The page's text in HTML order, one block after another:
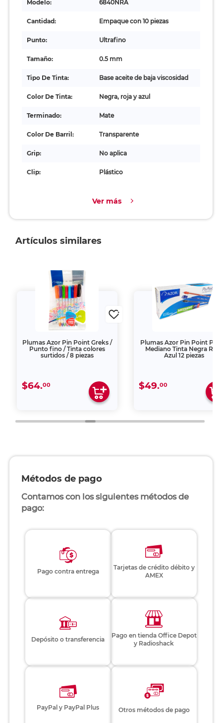
Modelo: 6840NRA
Cantidad: Empaque con 10 piezas
Punto: Ultrafino
Tamaño: 0.5 mm
Tipo De Tinta: Base aceite de baja viscosidad
Color De Tinta: Negra, roja y azul
Terminado: Mate
Color De Barril: Transparente
Grip: No aplica
Clip: Plástico
Ver más
Artículos similares
Plumas Azor Pin Point Greks /
Punto fino / Tinta colores
surtidos / 8 piezas
$64.00
Plumas Azor Pin Point
Mediano Tinta Negra
Azul 12 piezas
$49.00
Métodos de pago
Contamos con los siguientes métodos de
pago:
Pago contra entrega
Tarjetas de crédito débito y
AMEX
Depósito o transferencia
Pago en tienda Office Depot
y Radioshack
PayPal y PayPal Plus Otros métodos de pago